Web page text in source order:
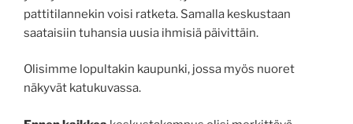
pattitilannekin voisi ratketa. Samalla keskustaan
saataisiin tuhansia uusia ihmisiä päivittäin.
Olisimme lopultakin kaupunki, jossa myös nuoret
näkyvät katukuvassa.